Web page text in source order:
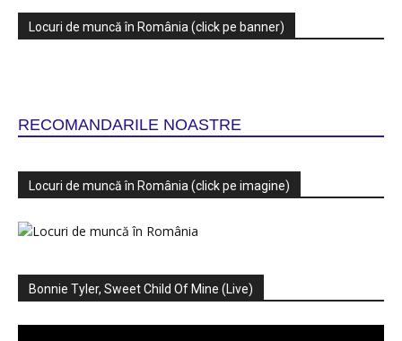
Locuri de muncă în România (click pe banner)
RECOMANDARILE NOASTRE
Locuri de muncă în România (click pe imagine)
Bonnie Tyler, Sweet Child Of Mine (Live)